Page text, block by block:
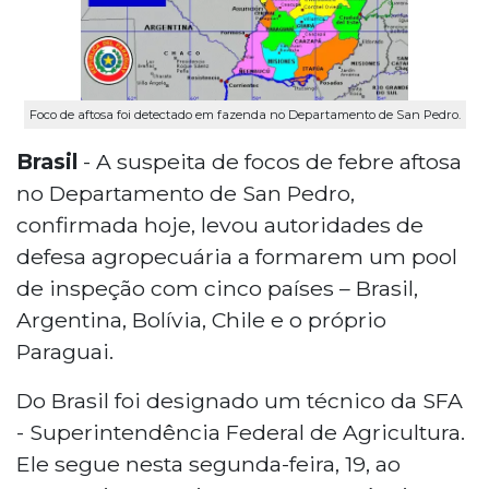
Foco de aftosa foi detectado em fazenda no Departamento de San Pedro.
Brasil - A suspeita de focos de febre aftosa
no Departamento de San Pedro,
confirmada hoje, levou autoridades de
defesa agropecuária a formarem um pool
de inspeção com cinco países – Brasil,
Argentina, Bolívia, Chile e o próprio
Paraguai.
Do Brasil foi designado um técnico da SFA
- Superintendência Federal de Agricultura.
Ele segue nesta segunda-feira, 19, ao